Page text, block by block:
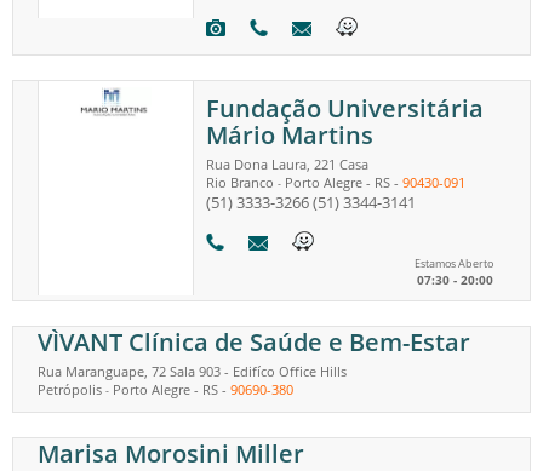
Fundação Universitária
Mário Martins
Rua Dona Laura, 221 Casa
Rio Branco - Porto Alegre- RS- 90430-091
(51) 3333-3266(51) 3344-3141
Estamos Aberto
07:30 - 20:00
VÌVANT Clínica de Saúde e Bem-Estar
Rua Maranguape, 72 Sala 903 - Edifíco Office Hills
Petrópolis - Porto Alegre - RS - 90690-380
Marisa Morosini Miller